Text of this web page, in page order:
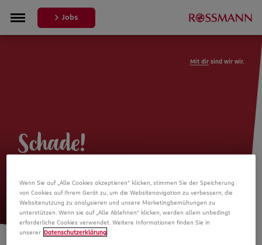
Jobs
Mit dir sind wir wir.
Schade!
mehr verfügbar
Wenn Sie auf „Alle Cookies akzeptieren“ klicken, stimmen Sie der Speicherung
von Cookies auf Ihrem Gerät zu, um die Websitenavigation zu verbessern, die
Websitenutzung zu analysieren und unsere Marketingbemühungen zu
unterstützen. Wenn sie auf „Alle Ablehnen“ klicken, werden allein unbedingt
erforderliche Cookies verwendet. Weitere Informationen finden Sie in
unserer Datenschutzerklärung